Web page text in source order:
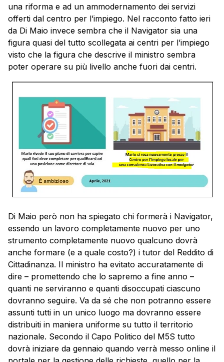
una riforma e ad un ammodernamento dei servizi
offerti dal centro per l’impiego. Nel racconto fatto ieri
da Di Maio invece sembra che il Navigator sia una
figura quasi del tutto scollegata ai centri per l’impiego
visto che la figura che descrive il ministro sembra
poter operare su più livello anche fuori dai centri.
Di Maio però non ha spiegato chi formerà i Navigator,
essendo un lavoro completamente nuovo per uno
strumento completamente nuovo qualcuno dovrà
anche formare (e a quale costo?) i tutor del Reddito di
Cittadinanza. Il ministro ha evitato accuratamente di
dire – promettendo che lo sapremo a fine anno –
quanti ne serviranno e quanti disoccupati ciascuno
dovranno seguire. Va da sé che non potranno essere
assunti tutti in un unico luogo ma dovranno essere
distribuiti in maniera uniforme su tutto il territorio
nazionale. Secondo il Capo Politico del M5S tutto
dovrà iniziare da gennaio quando verrà messo online il